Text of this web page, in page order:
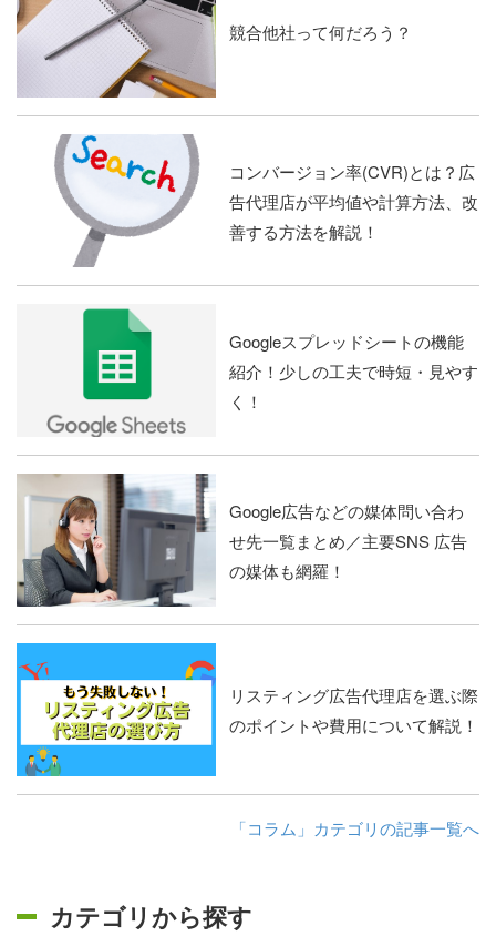
競合他社って何だろう？
コンバージョン率(CVR)とは？広
告代理店が平均値や計算方法、改
善する方法を解説！
Googleスプレッドシートの機能
紹介！少しの工夫で時短・見やす
く！
Google広告などの媒体問い合わ
せ先一覧まとめ／主要SNS 広告
の媒体も網羅！
リスティング広告代理店を選ぶ際
のポイントや費用について解説！
「コラム」カテゴリの記事一覧へ
カテゴリから探す